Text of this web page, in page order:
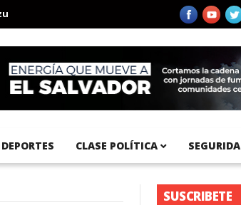
Aeropuerto Internacional del Pacífico registra
DEPORTES CLASE POLÍTICA
SUSCRIBETE